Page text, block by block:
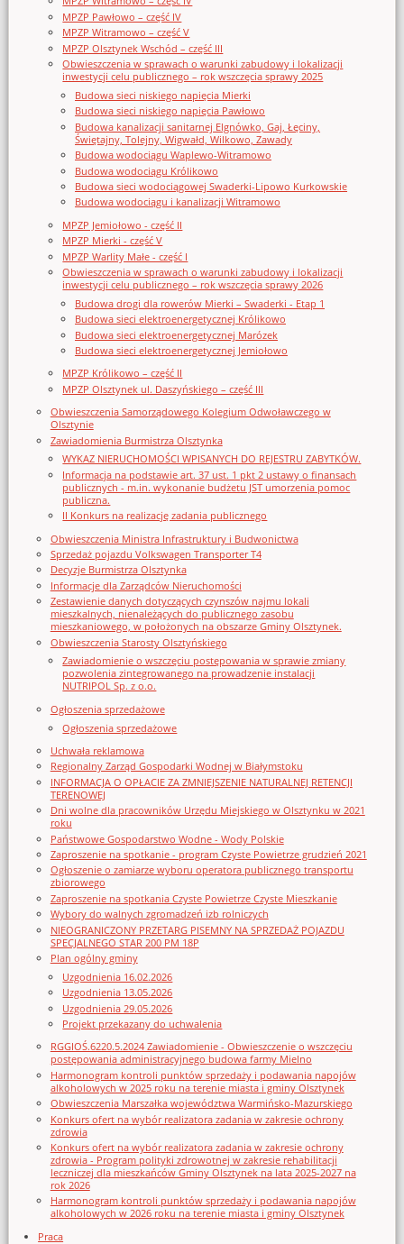
MPZP Pawłowo – część IV
MPZP Witramowo – część V
MPZP Olsztynek Wschód – część III
Obwieszczenia w sprawach o warunki zabudowy i lokalizacji
inwestycji celu publicznego – rok wszczęcia sprawy 2025
Budowa sieci niskiego napięcia Mierki
Budowa sieci niskiego napięcia Pawłowo
Budowa kanalizacji sanitarnej Elgnówko, Gaj, Łęciny,
Świętajny, Tolejny, Wigwałd, Wilkowo, Zawady
Budowa wodociągu Waplewo-Witramowo
Budowa wodociągu Królikowo
Budowa sieci wodociągowej Swaderki-Lipowo Kurkowskie
Budowa wodociągu i kanalizacji Witramowo
MPZP Jemiołowo - część II
MPZP Mierki - część V
MPZP Warlity Małe - część I
Obwieszczenia w sprawach o warunki zabudowy i lokalizacji
inwestycji celu publicznego – rok wszczęcia sprawy 2026
Budowa drogi dla rowerów Mierki – Swaderki - Etap 1
Budowa sieci elektroenergetycznej Królikowo
Budowa sieci elektroenergetycznej Marózek
Budowa sieci elektroenergetycznej Jemiołowo
MPZP Królikowo – część II
MPZP Olsztynek ul. Daszyńskiego – część III
Obwieszczenia Samorządowego Kolegium Odwoławczego w
Olsztynie
Zawiadomienia Burmistrza Olsztynka
WYKAZ NIERUCHOMOŚCI WPISANYCH DO REJESTRU ZABYTKÓW.
Informacja na podstawie art. 37 ust. 1 pkt 2 ustawy o finansach
publicznych - m.in. wykonanie budżetu JST umorzenia pomoc
publiczna.
II Konkurs na realizację zadania publicznego
Obwieszczenia Ministra Infrastruktury i Budwonictwa
Sprzedaż pojazdu Volkswagen Transporter T4
Decyzje Burmistrza Olsztynka
Informacje dla Zarządców Nieruchomości
Zestawienie danych dotyczących czynszów najmu lokali
mieszkalnych, nienależących do publicznego zasobu
mieszkaniowego, w położonych na obszarze Gminy Olsztynek.
Obwieszczenia Starosty Olsztyńskiego
Zawiadomienie o wszczęciu postępowania w sprawie zmiany
pozwolenia zintegrowanego na prowadzenie instalacji
NUTRIPOL Sp. z o.o.
Ogłoszenia sprzedażowe
Ogłoszenia sprzedażowe
Uchwała reklamowa
Regionalny Zarząd Gospodarki Wodnej w Białymstoku
INFORMACJA O OPŁACIE ZA ZMNIEJSZENIE NATURALNEJ RETENCJI
TERENOWEJ
Dni wolne dla pracowników Urzędu Miejskiego w Olsztynku w 2021
roku
Państwowe Gospodarstwo Wodne - Wody Polskie
Zaproszenie na spotkanie - program Czyste Powietrze grudzień 2021
Ogłoszenie o zamiarze wyboru operatora publicznego transportu
zbiorowego
Zaproszenie na spotkania Czyste Powietrze Czyste Mieszkanie
Wybory do walnych zgromadzeń izb rolniczych
NIEOGRANICZONY PRZETARG PISEMNY NA SPRZEDAŻ POJAZDU
SPECJALNEGO STAR 200 PM 18P
Plan ogólny gminy
Uzgodnienia 16.02.2026
Uzgodnienia 13.05.2026
Uzgodnienia 29.05.2026
Projekt przekazany do uchwalenia
RGGIOŚ.6220.5.2024 Zawiadomienie - Obwieszczenie o wszczęciu
postępowania administracyjnego budowa farmy Mielno
Harmonogram kontroli punktów sprzedaży i podawania napojów
alkoholowych w 2025 roku na terenie miasta i gminy Olsztynek
Obwieszczenia Marszałka województwa Warmińsko-Mazurskiego
Konkurs ofert na wybór realizatora zadania w zakresie ochrony
zdrowia
Konkurs ofert na wybór realizatora zadania w zakresie ochrony
zdrowia - Program polityki zdrowotnej w zakresie rehabilitacji
leczniczej dla mieszkańców Gminy Olsztynek na lata 2025-2027 na
rok 2026
Harmonogram kontroli punktów sprzedaży i podawania napojów
alkoholowych w 2026 roku na terenie miasta i gminy Olsztynek
Praca